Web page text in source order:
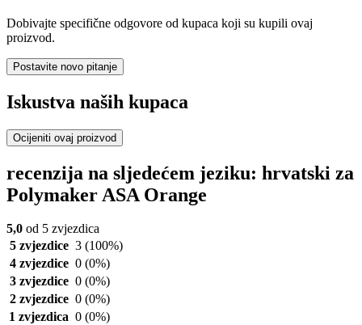
Dobivajte specifične odgovore od kupaca koji su kupili ovaj
proizvod.
Postavite novo pitanje
Iskustva naših kupaca
Ocijeniti ovaj proizvod
recenzija na sljedećem jeziku: hrvatski za
Polymaker ASA Orange
5,0 od 5 zvjezdica
5 zvjezdice 3 (100%)
4 zvjezdice 0 (0%)
3 zvjezdice 0 (0%)
2 zvjezdice 0 (0%)
1 zvjezdica 0 (0%)